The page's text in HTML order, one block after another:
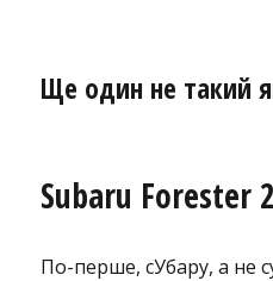
Ще один не такий
Subaru Forester
По-перше, сУбару, а не